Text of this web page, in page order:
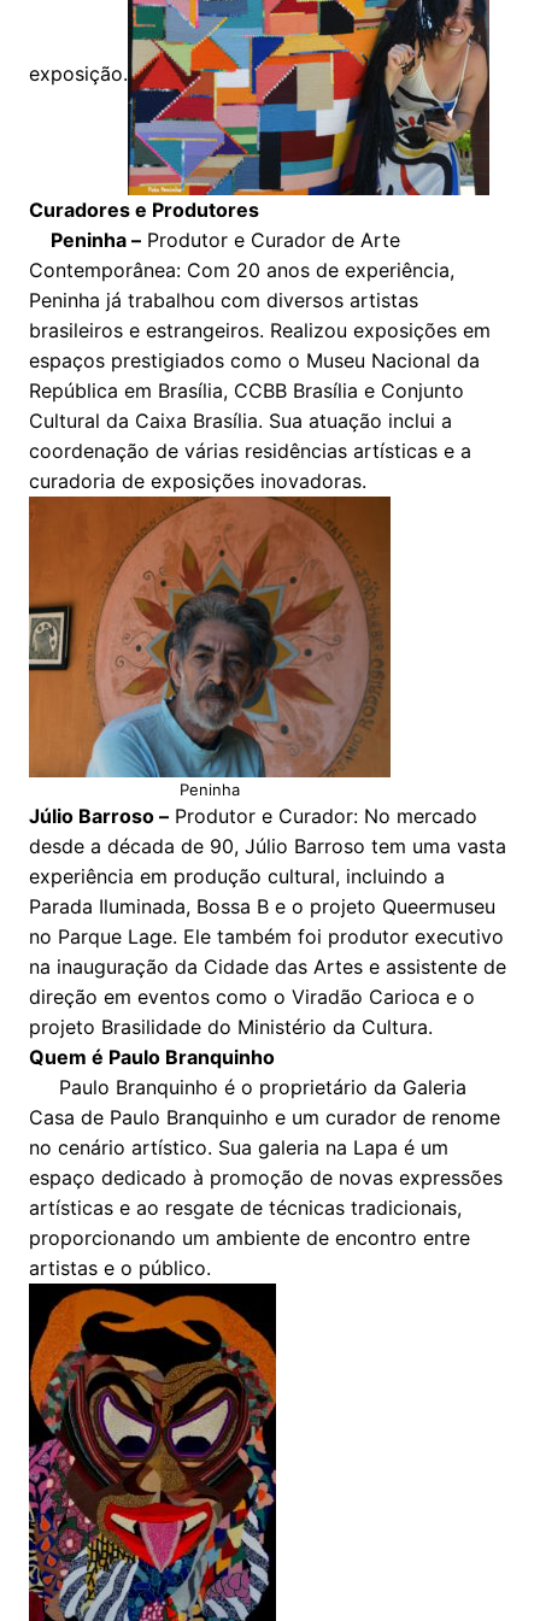
exposição.
Curadores e Produtores
Peninha –Produtor e Curador de Arte
Contemporânea: Com 20 anos de experiência,
Peninha já trabalhou com diversos artistas
brasileiros e estrangeiros. Realizou exposições em
espaços prestigiados como o Museu Nacional da
República em Brasília, CCBB Brasília e Conjunto
Cultural da Caixa Brasília. Sua atuação inclui a
coordenação de várias residências artísticas e a
curadoria de exposições inovadoras.
Peninha
Júlio Barroso –Produtor e Curador: No mercado
desde a década de 90, Júlio Barroso tem uma vasta
experiência em produção cultural, incluindo a
Parada Iluminada, Bossa B e o projeto Queermuseu
no Parque Lage. Ele também foi produtor executivo
na inauguração da Cidade das Artes e assistente de
direção em eventos como o Viradão Carioca e o
projeto Brasilidade do Ministério da Cultura.
Quem é Paulo Branquinho
Paulo Branquinho é o proprietário da Galeria
Casa de Paulo Branquinho e um curador de renome
no cenário artístico. Sua galeria na Lapa é um
espaço dedicado à promoção de novas expressões
artísticas e ao resgate de técnicas tradicionais,
proporcionando um ambiente de encontro entre
artistas e o público.